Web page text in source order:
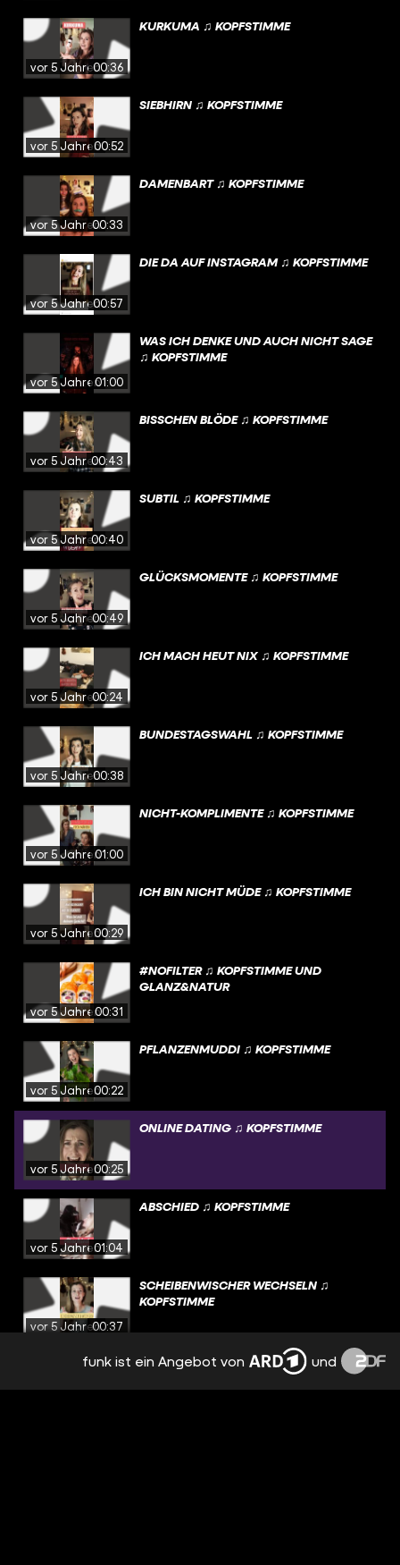
vor 5 Jahren00:36
KURKUMA ♫ KOPFSTIMME
vor 5 Jahren00:52
SIEBHIRN ♫ KOPFSTIMME
vor 5 Jahren00:33
DAMENBART ♫ KOPFSTIMME
vor 5 Jahren00:57
DIE DA AUF INSTAGRAM ♫ KOPFSTIMME
vor 5 Jahren01:00
WAS ICH DENKE UND AUCH NICHT SAGE
♫ KOPFSTIMME
vor 5 Jahren00:43
BISSCHEN BLÖDE ♫ KOPFSTIMME
vor 5 Jahren00:40
SUBTIL ♫ KOPFSTIMME
vor 5 Jahren00:49
GLÜCKSMOMENTE ♫ KOPFSTIMME
vor 5 Jahren00:24
ICH MACH HEUT NIX ♫ KOPFSTIMME
vor 5 Jahren00:38
BUNDESTAGSWAHL ♫ KOPFSTIMME
vor 5 Jahren01:00
NICHT-KOMPLIMENTE ♫ KOPFSTIMME
vor 5 Jahren00:29
ICH BIN NICHT MÜDE ♫ KOPFSTIMME
vor 5 Jahren00:31
#NOFILTER ♫ KOPFSTIMME UND
GLANZ&NATUR
vor 5 Jahren00:22
PFLANZENMUDDI ♫ KOPFSTIMME
vor 5 Jahren00:25
ONLINE DATING ♫ KOPFSTIMME
vor 5 Jahren01:04
ABSCHIED ♫ KOPFSTIMME
vor 5 Jahren00:37
SCHEIBENWISCHER WECHSELN ♫
KOPFSTIMME
ENTSCHEIDUNGEN TREFFEN ♫
funk ist ein Angebot von und